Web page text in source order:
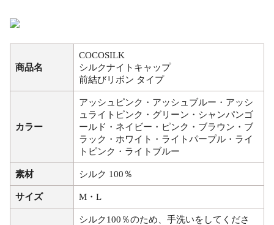
商品名
COCOSILK
シルクナイトキャップ
前結びリボン タイプ
カラー
アッシュピンク・アッシュブルー・アッシ
ュライトピンク・グリーン・シャンパンゴ
ールド・ネイビー・ピンク・ブラウン・ブ
ラック・ホワイト・ライトパープル・ライ
トピンク・ライトブルー
素材 シルク 100％
サイズ M・L
シルク100％のため、手洗いをしてくださ